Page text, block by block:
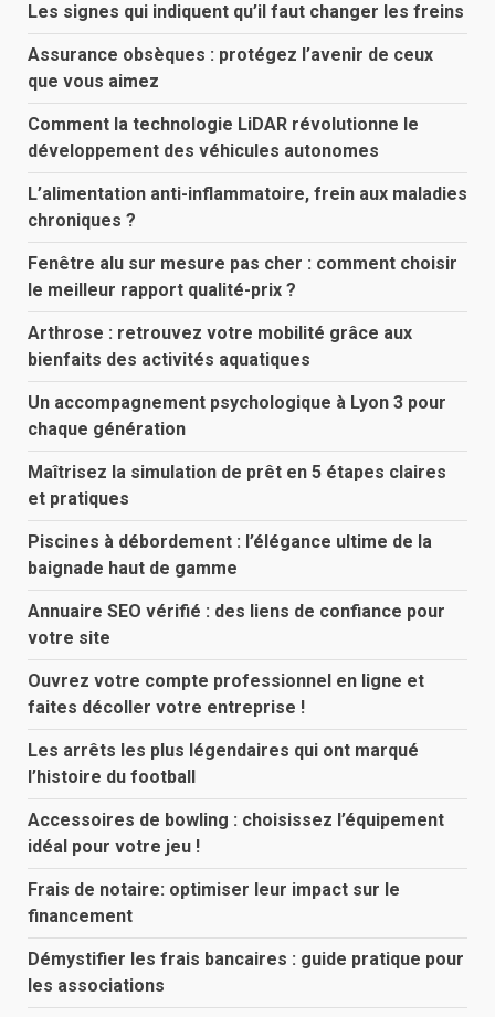
Les signes qui indiquent qu’il faut changer les freins
Assurance obsèques : protégez l’avenir de ceux
que vous aimez
Comment la technologie LiDAR révolutionne le
développement des véhicules autonomes
L’alimentation anti-inflammatoire, frein aux maladies
chroniques ?
Fenêtre alu sur mesure pas cher : comment choisir
le meilleur rapport qualité-prix ?
Arthrose : retrouvez votre mobilité grâce aux
bienfaits des activités aquatiques
Un accompagnement psychologique à Lyon 3 pour
chaque génération
Maîtrisez la simulation de prêt en 5 étapes claires
et pratiques
Piscines à débordement : l’élégance ultime de la
baignade haut de gamme
Annuaire SEO vérifié : des liens de confiance pour
votre site
Ouvrez votre compte professionnel en ligne et
faites décoller votre entreprise !
Les arrêts les plus légendaires qui ont marqué
l’histoire du football
Accessoires de bowling : choisissez l’équipement
idéal pour votre jeu !
Frais de notaire: optimiser leur impact sur le
financement
Démystifier les frais bancaires : guide pratique pour
les associations